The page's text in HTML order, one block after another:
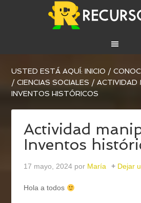
USTED ESTÁ AQUÍ:INICIO /
/ CIENCIAS SOCIALES / ACTIVIDAD
INVENTOS HISTÓRICOS
Actividad
Inventos
17 mayo, 2024 por María Dejar
Hola a todos